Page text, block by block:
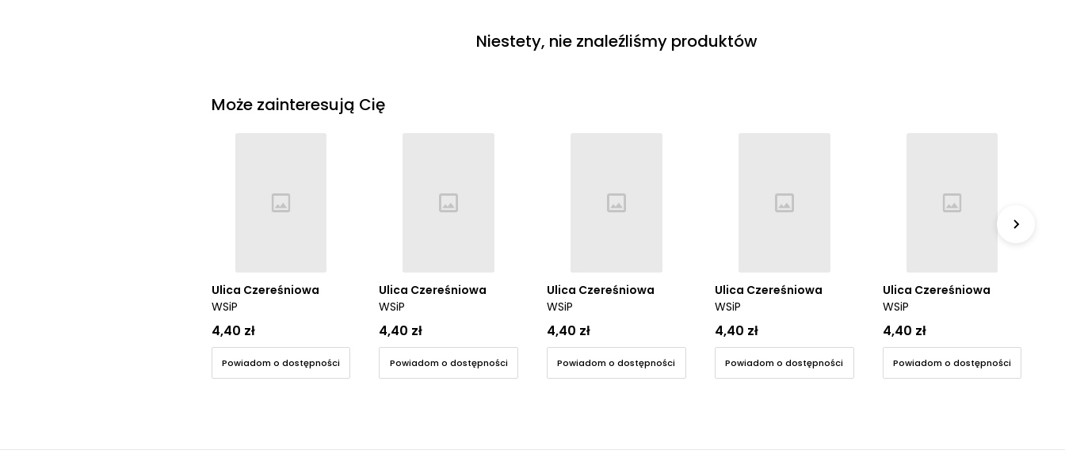
Niestety, nie znaleźliśmy produktów
Może zainteresują Cię
Ulica Czereśniowa
WSiP
4,40 zł
Powiadom o dostępności
Ulica Czereśniowa
WSiP
4,40 zł
Powiadom o dostępności
Ulica Czereśniowa
WSiP
4,40 zł
Powiadom o dostępności
Ulica Czereśniowa
WSiP
4,40 zł
Powiadom o dostępności
Ulica Czereśniowa
WSiP
4,40 zł
Powiadom o dostępności